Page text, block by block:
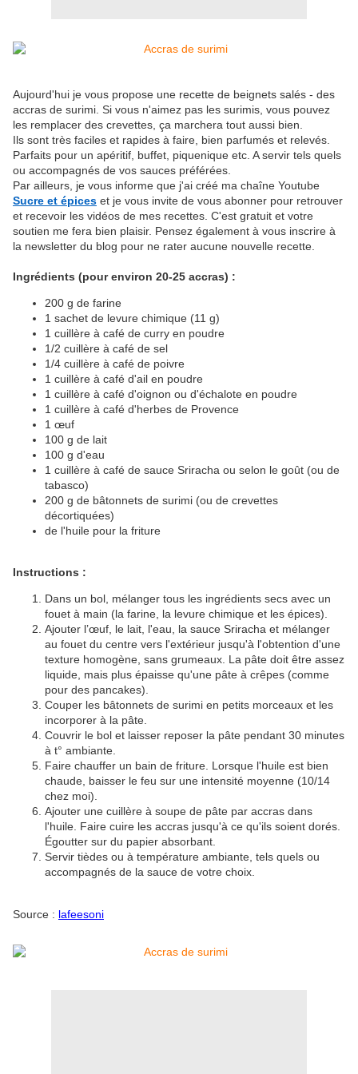
Aujourd'hui je vous propose une recette de beignets salés - des
accras de surimi. Si vous n'aimez pas les surimis, vous pouvez
les remplacer des crevettes, ça marchera tout aussi bien.
Ils sont très faciles et rapides à faire, bien parfumés et relevés.
Parfaits pour un apéritif, buffet, piquenique etc. A servir tels quels
ou accompagnés de vos sauces préférées.
Par ailleurs, je vous informe que j'ai créé ma chaîne Youtube
Sucre et épices et je vous invite de vous abonner pour retrouver
et recevoir les vidéos de mes recettes. C'est gratuit et votre
soutien me fera bien plaisir. Pensez également à vous inscrire à
la newsletter du blog pour ne rater aucune nouvelle recette.
Ingrédients (pour environ 20-25 accras) :
200 g de farine
1 sachet de levure chimique (11 g)
1 cuillère à café de curry en poudre
1/2 cuillère à café de sel
1/4 cuillère à café de poivre
1 cuillère à café d'ail en poudre
1 cuillère à café d'oignon ou d'échalote en poudre
1 cuillère à café d'herbes de Provence
1 œuf
100 g de lait
100 g d'eau
1 cuillère à café de sauce Sriracha ou selon le goût (ou de
tabasco)
200 g de bâtonnets de surimi (ou de crevettes
décortiquées)
de l'huile pour la friture
Instructions :
Dans un bol, mélanger tous les ingrédients secs avec un
fouet à main (la farine, la levure chimique et les épices).
Ajouter l’œuf, le lait, l'eau, la sauce Sriracha et mélanger
au fouet du centre vers l'extérieur jusqu'à l'obtention d'une
texture homogène, sans grumeaux. La pâte doit être assez
liquide, mais plus épaisse qu'une pâte à crêpes (comme
pour des pancakes).
Couper les bâtonnets de surimi en petits morceaux et les
incorporer à la pâte.
Couvrir le bol et laisser reposer la pâte pendant 30 minutes
à t° ambiante.
Faire chauffer un bain de friture. Lorsque l'huile est bien
chaude, baisser le feu sur une intensité moyenne (10/14
chez moi).
Ajouter une cuillère à soupe de pâte par accras dans
l'huile. Faire cuire les accras jusqu'à ce qu'ils soient dorés.
Égoutter sur du papier absorbant.
Servir tièdes ou à température ambiante, tels quels ou
accompagnés de la sauce de votre choix.
Source : lafeesoni